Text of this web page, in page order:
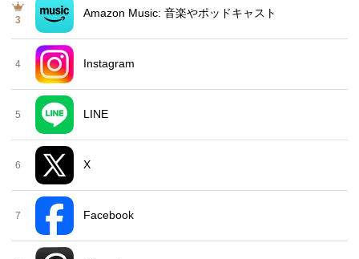
3
Amazon Music: 音楽やポッドキャスト
4 Instagram
5 LINE
6 X
7 Facebook